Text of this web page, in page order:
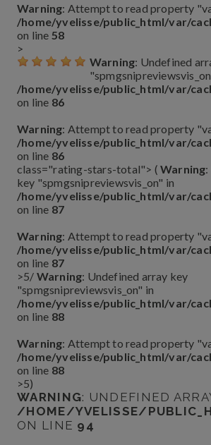
Warning: Attempt to read property
/home/yvelisse/public_html/var/
on line 58
>
Warning: Undefined
/home/yvelisse/public_html/var/
on line 86
Warning: Attempt to read property
/home/yvelisse/public_html/var/
on line 86
class="rating-stars-total"> ( Warning
key "spmgsnipreviewsvis_on" in
/home/yvelisse/public_html/var/
on line 87
Warning: Attempt to read property
/home/yvelisse/public_html/var/
on line 87
>5/ Warning: Undefined array key
"spmgsnipreviewsvis_on" in
/home/yvelisse/public_html/var/
on line 88
Warning: Attempt to read property
/home/yvelisse/public_html/var/
on line 88
>5)
WARNING: UNDEFINED
/HOME/YVELISSE/
ON LINE 94